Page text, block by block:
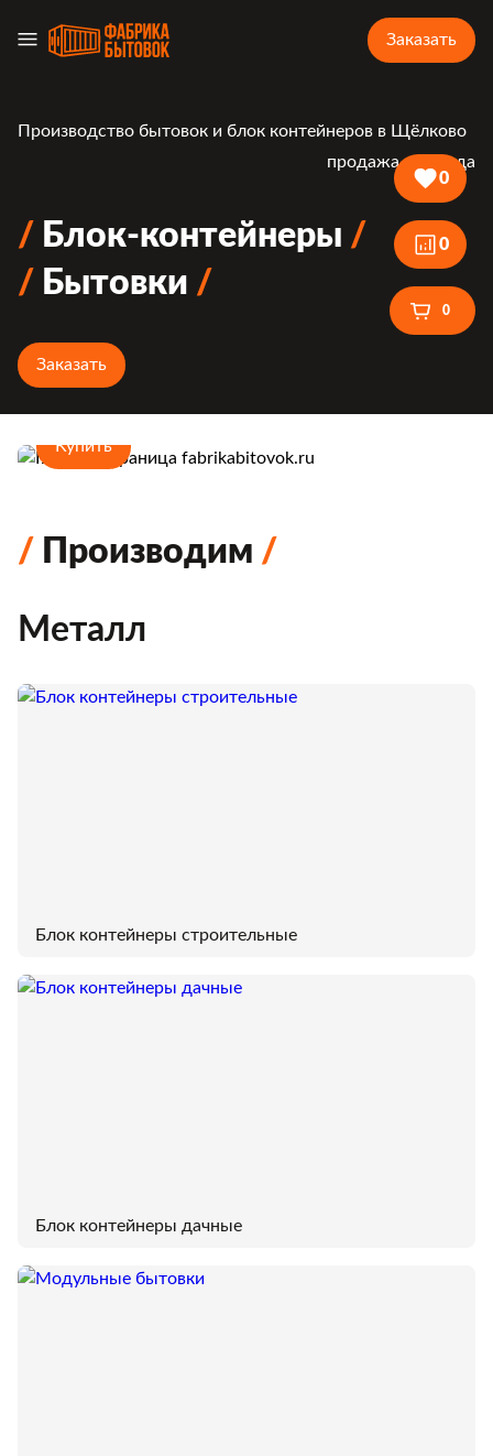
Заказать
Производство бытовок и блок контейнеров в Щёлково
продажа и аренда
Блок-контейнеры
Бытовки
Заказать
Купить
Производим
Металл
Блок контейнеры строительные
Блок контейнеры дачные
0
0
0